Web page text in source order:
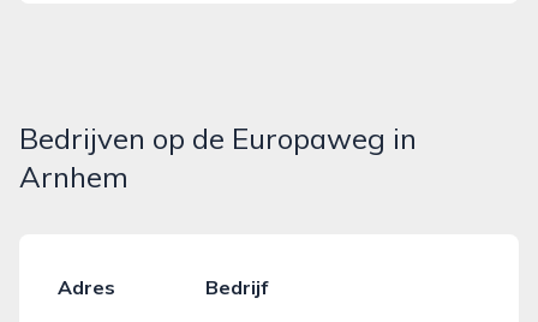
Bedrijven op de Europaweg in
Arnhem
Adres
Bedrijf